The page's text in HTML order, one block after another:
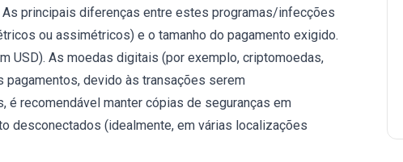
principais diferenças entre estes programas/infecções
ou assimétricos) e o tamanho do pagamento exigido.
USD). As moedas digitais (por exemplo, criptomoedas,
pagamentos, devido às transações serem
recomendável manter cópias de seguranças em
desconectados (idealmente, em várias localizações